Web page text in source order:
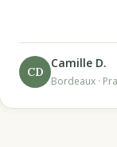
CD
Camille D.
Bordeaux ·